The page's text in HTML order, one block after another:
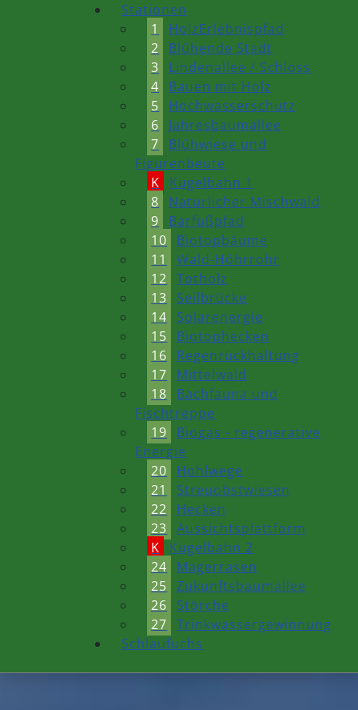
Stationen
1
HolzErlebnispfad
2
Blühende Stadt
3
Lindenallee / Schloss
4
Bauen mit Holz
5
Hochwasserschutz
6
Jahresbaumallee
7
Blühwiese und
Figurenbeute
K
Kugelbahn 1
8
Natürlicher Mischwald
9
Barfußpfad
10
Biotopbäume
11
Wald-Höhrrohr
12 Totholz
13
Seilbrücke
14
Solarenergie
15
Biotophecken
16
Regenrückhaltung
17
Mittelwald
18
Bachfauna und
Fischtreppe
19
Biogas - regenerative
Energie
20
Hohlwege
21
Streuobstwiesen
22
Hecken
23 Aussichtsplattform
K
Kugelbahn 2
24
Magerrasen
25 Zukunftsbaumallee
26
Störche
27 Trinkwassergewinnung
Schlaufuchs